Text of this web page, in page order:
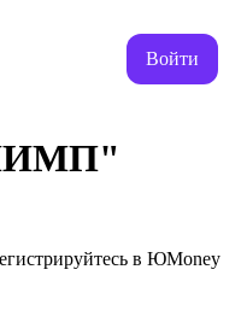
Войти
в ЮMoney